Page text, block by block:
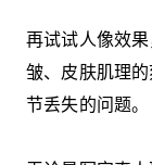
再试试人像效
皱、皮肤肌理
节丢失的问题。